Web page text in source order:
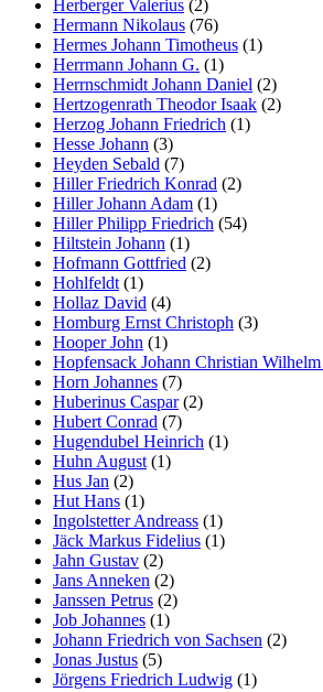
Herberger Valerius (2)
Hermann Nikolaus (76)
Hermes Johann Timotheus (1)
Herrmann Johann G. (1)
Herrnschmidt Johann Daniel (2)
Hertzogenrath Theodor Isaak (2)
Herzog Johann Friedrich (1)
Hesse Johann (3)
Heyden Sebald (7)
Hiller Friedrich Konrad (2)
Hiller Johann Adam (1)
Hiller Philipp Friedrich (54)
Hiltstein Johann (1)
Hofmann Gottfried (2)
Hohlfeldt (1)
Hollaz David (4)
Homburg Ernst Christoph (3)
Hooper John (1)
Hopfensack Johann Christian
Horn Johannes (7)
Huberinus Caspar(2)
Hubert Conrad (7)
Hugendubel Heinrich (1)
Huhn August (1)
Hus Jan (2)
Hut Hans (1)
Ingolstetter Andreass (1)
Jäck Markus Fidelius (1)
Jahn Gustav (2)
Jans Anneken (2)
Janssen Petrus (2)
Job Johannes (1)
Johann Friedrich von Sachsen (2)
Jonas Justus (5)
Jörgens Friedrich Ludwig (1)